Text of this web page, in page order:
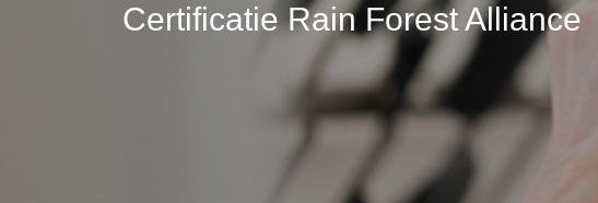
Certificatie Rain Forest Alliance